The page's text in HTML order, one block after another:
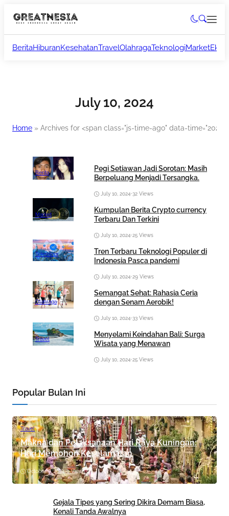
BeritaHiburanKesehatanTravelOlahragaTeknologiMarket
July 10, 2024
Home » Archives for <span class="js-time-ago" data-time="2024-
Berita
Pegi Setiawan Jadi Sorotan: Masih
Berpeluang Menjadi Tersangka.
July 10, 2024•32 Views
Market
Kumpulan Berita Crypto currency
Terbaru Dan Terkini
July 10, 2024•25 Views
Teknologi
Tren Terbaru Teknologi Populer di
Indonesia Pasca pandemi
July 10, 2024•29 Views
Olahraga
Semangat Sehat: Rahasia Ceria
dengan Senam Aerobik!
July 10, 2024•33 Views
Travel
Menyelami Keindahan Bali: Surga
Wisata yang Menawan
July 10, 2024•25 Views
Popular Bulan Ini
Travel
Makna dan Pelaksanaan Hari Raya Kuningan:
Hari Memohon Keselamatan
October 8, 2024•9 Views
Gejala Tipes yang Sering Dikira Demam Biasa,
Kenali Tanda Awalnya